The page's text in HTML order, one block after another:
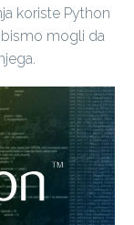
koriste Python
mogli da